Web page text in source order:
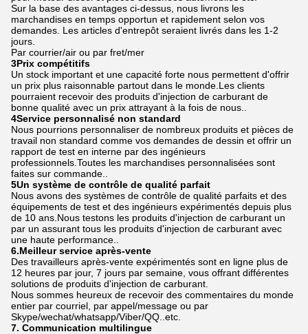
Sur la base des avantages ci-dessus, nous livrons les
marchandises en temps opportun et rapidement selon vos
demandes. Les articles d'entrepôt seraient livrés dans les 1-2
jours.
Par courrier/air ou par fret/mer
3Prix compétitifs
Un stock important et une capacité forte nous permettent d'offrir
un prix plus raisonnable partout dans le monde.Les clients
pourraient recevoir des produits d'injection de carburant de
bonne qualité avec un prix attrayant à la fois de nous..
4Service personnalisé non standard
Nous pourrions personnaliser de nombreux produits et pièces de
travail non standard comme vos demandes de dessin et offrir un
rapport de test en interne par des ingénieurs
professionnels.Toutes les marchandises personnalisées sont
faites sur commande..
5Un système de contrôle de qualité parfait
Nous avons des systèmes de contrôle de qualité parfaits et des
équipements de test et des ingénieurs expérimentés depuis plus
de 10 ans.Nous testons les produits d'injection de carburant un
par un assurant tous les produits d'injection de carburant avec
une haute performance..
6.Meilleur service après-vente
Des travailleurs après-vente expérimentés sont en ligne plus de
12 heures par jour, 7 jours par semaine, vous offrant différentes
solutions de produits d'injection de carburant.
Nous sommes heureux de recevoir des commentaires du monde
entier par courriel, par appel/message ou par
Skype/wechat/whatsapp/Viber/QQ..etc.
7. Communication multilingue